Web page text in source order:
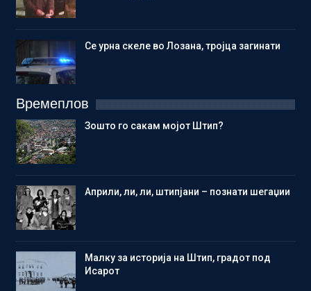
Се урна скеле во Лозана, тројца загинати
Времеплов
Зошто го сакам мојот Штип?
Aприли, ли, ли, штипјани – познати шегаџии
Малку за историја на Штип, градот под
Исарот